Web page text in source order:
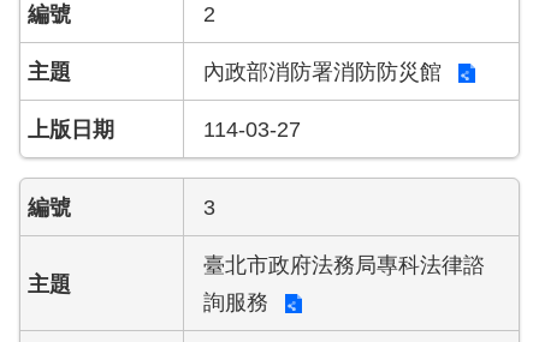
下
載
專
區
民
力
園
政
2
內政部消防署消防防災館
114-03-27
3
臺北市政府法務局專科法律諮
詢服務